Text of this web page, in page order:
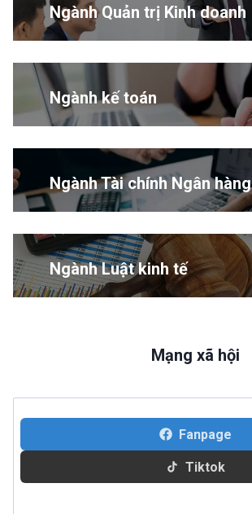
Ngành Quản trị Kinh doanh
Ngành kế toán
Ngành Tài chính Ngân hàng
Ngành Luật kinh tế
Mạng xã hội
Fanpage
Tiktok